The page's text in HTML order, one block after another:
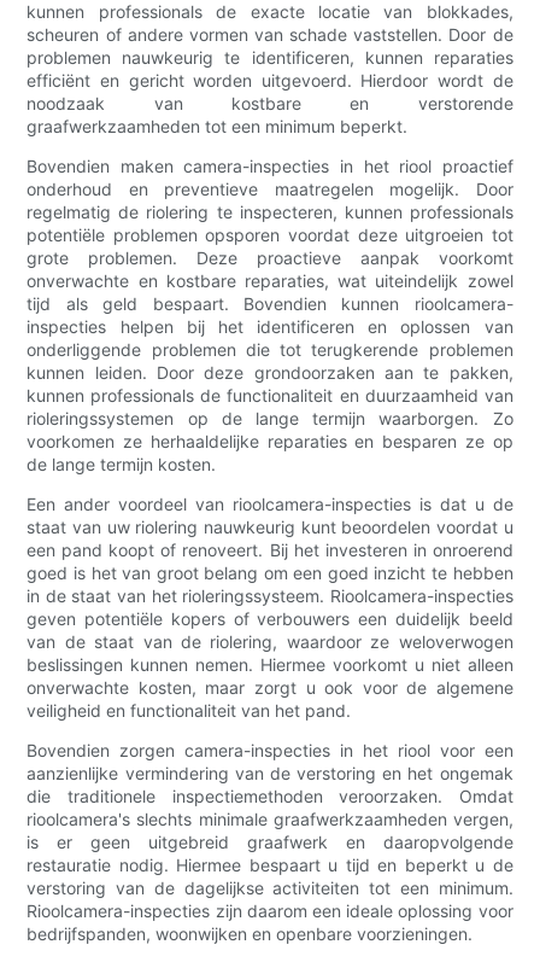
kunnen professionals de exacte locatie van blokkades,
scheuren of andere vormen van schade vaststellen. Door de
problemen nauwkeurig te identificeren, kunnen reparaties
efficiënt en gericht worden uitgevoerd. Hierdoor wordt de
noodzaak van kostbare en verstorende
graafwerkzaamheden tot een minimum beperkt.
Bovendien maken camera-inspecties in het riool proactief
onderhoud en preventieve maatregelen mogelijk. Door
regelmatig de riolering te inspecteren, kunnen professionals
potentiële problemen opsporen voordat deze uitgroeien tot
grote problemen. Deze proactieve aanpak voorkomt
onverwachte en kostbare reparaties, wat uiteindelijk zowel
tijd als geld bespaart. Bovendien kunnen rioolcamera-
inspecties helpen bij het identificeren en oplossen van
onderliggende problemen die tot terugkerende problemen
kunnen leiden. Door deze grondoorzaken aan te pakken,
kunnen professionals de functionaliteit en duurzaamheid van
rioleringssystemen op de lange termijn waarborgen. Zo
voorkomen ze herhaaldelijke reparaties en besparen ze op
de lange termijn kosten.
Een ander voordeel van rioolcamera-inspecties is dat u de
staat van uw riolering nauwkeurig kunt beoordelen voordat u
een pand koopt of renoveert. Bij het investeren in onroerend
goed is het van groot belang om een goed inzicht te hebben
in de staat van het rioleringssysteem. Rioolcamera-inspecties
geven potentiële kopers of verbouwers een duidelijk beeld
van de staat van de riolering, waardoor ze weloverwogen
beslissingen kunnen nemen. Hiermee voorkomt u niet alleen
onverwachte kosten, maar zorgt u ook voor de algemene
veiligheid en functionaliteit van het pand.
Bovendien zorgen camera-inspecties in het riool voor een
aanzienlijke vermindering van de verstoring en het ongemak
die traditionele inspectiemethoden veroorzaken. Omdat
rioolcamera's slechts minimale graafwerkzaamheden vergen,
is er geen uitgebreid graafwerk en daaropvolgende
restauratie nodig. Hiermee bespaart u tijd en beperkt u de
verstoring van de dagelijkse activiteiten tot een minimum.
Rioolcamera-inspecties zijn daarom een ideale oplossing voor
bedrijfspanden, woonwijken en openbare voorzieningen.